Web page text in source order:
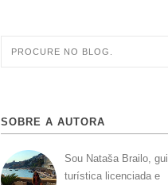
SOBRE A AUTORA
Sou Nataša Brailo,
turística licenciada e